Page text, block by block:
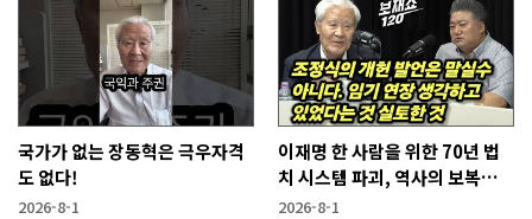
국가가 없는 장동혁은 극우자격
도 없다!
2026-8-1
이재명 한 사람을 위한 70년 법
치 시스템 파괴, 역사의 보복이
기다린다!
2026-8-1